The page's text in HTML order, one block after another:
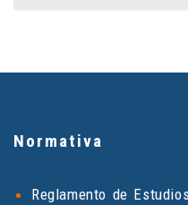
Normativa
Reglamento de